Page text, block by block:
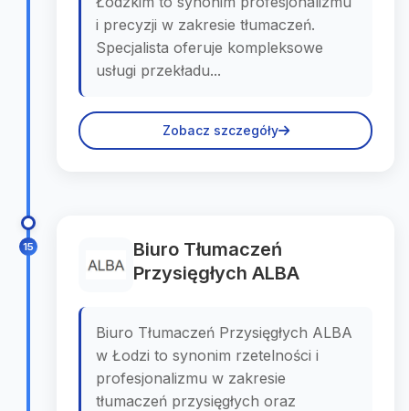
i precyzji w zakresie tłumaczeń.
Specjalista oferuje kompleksowe
usługi przekładu...
Zobacz szczegóły
15
Biuro Tłumaczeń
Przysięgłych ALBA
Biuro Tłumaczeń Przysięgłych ALBA
w Łodzi to synonim rzetelności i
profesjonalizmu w zakresie
tłumaczeń przysięgłych oraz